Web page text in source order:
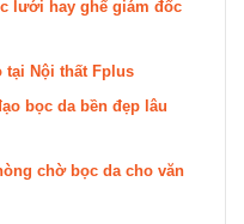
lưới hay ghế giám đốc
tại Nội thất Fplus
bọc da bền đẹp lâu
chờ bọc da cho văn